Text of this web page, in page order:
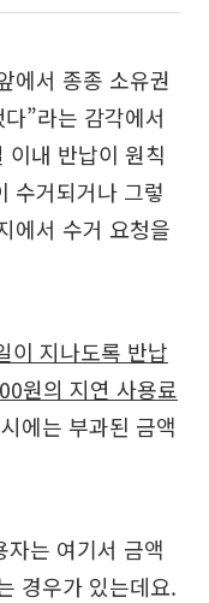
에서 종종 소유권
”라는 감각에서
내 반납이 원칙
수거되거나 그렇
에서 수거 요청을
이 지나도록 반납
원의 지연 사용료
에는 부과된 금액
는 여기서 금액
경우가 있는데요.